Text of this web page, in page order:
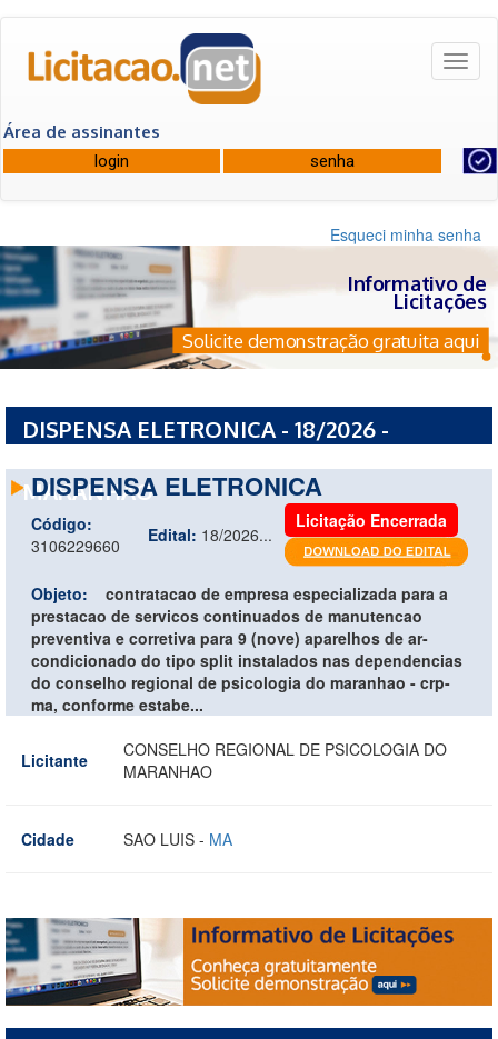
Área de assinantes
Esqueci minha senha
Informativo de
Licitações
Solicite demonstração gratuita aqui
DISPENSA ELETRONICA - 18/2026 -
MARANHAO
DISPENSA ELETRONICA
Código:
3106229660
Edital: 18/2026...
Licitação Encerrada
Objeto:
contratacao de empresa especializada para a
prestacao de servicos continuados de manutencao
preventiva e corretiva para 9 (nove) aparelhos de ar-
condicionado do tipo split instalados nas dependencias
do conselho regional de psicologia do maranhao - crp-
ma, conforme estabe...
Licitante
CONSELHO REGIONAL DE PSICOLOGIA DO
MARANHAO
Cidade SAO LUIS - MA